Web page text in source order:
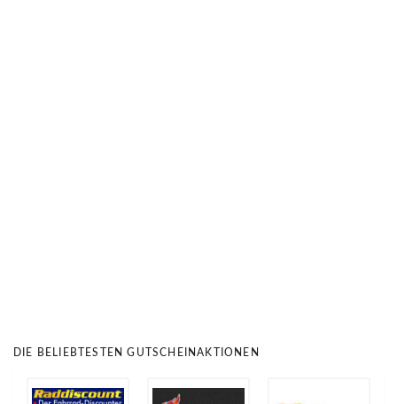
DIE BELIEBTESTEN GUTSCHEINAKTIONEN